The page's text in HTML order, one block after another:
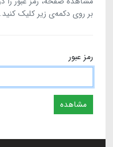
بر روی دکمه‌ی زیر کلیک کنید.
رمز عبور
مشاهده